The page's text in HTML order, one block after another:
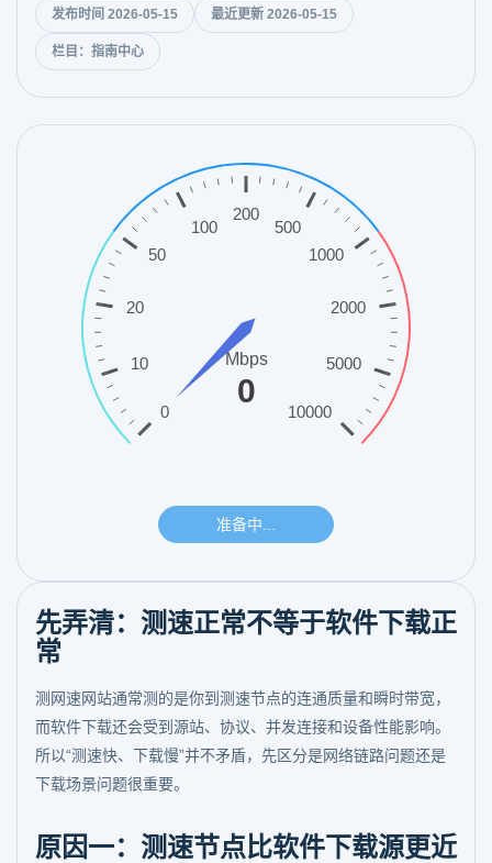
发布时间 2026-05-15 最近更新 2026-05-15
栏目：指南中心
先弄清：测速正常不等于软件下载正
常
测网速网站通常测的是你到测速节点的连通质量和瞬时带宽，
而软件下载还会受到源站、协议、并发连接和设备性能影响。
所以“测速快、下载慢”并不矛盾，先区分是网络链路问题还是
下载场景问题很重要。
原因一：测速节点比软件下载源更近